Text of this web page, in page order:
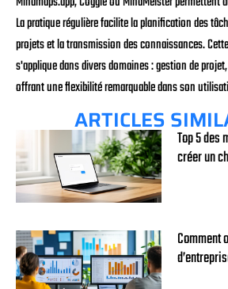
La pratique régulière facilite la planification des
projets et la transmission des connaissances.
s'applique dans divers domaines : gestion de
offrant une flexibilité remarquable dans son
ARTICLES
Top 5
créer un
Comment